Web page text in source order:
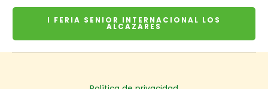
I FERIA SENIOR INTERNACIONAL LOS
ALCAZARES